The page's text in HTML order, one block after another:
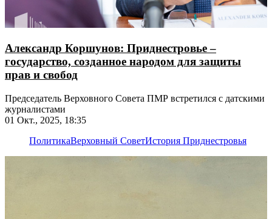
Александр Коршунов: Приднестровье –
государство, созданное народом для защиты
прав и свобод
Председатель Верховного Совета ПМР встретился с датскими
журналистами
01 Окт., 2025, 18:35
ПолитикаВерховный СоветИстория Приднестровья